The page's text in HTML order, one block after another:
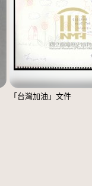
「台灣加油」文件